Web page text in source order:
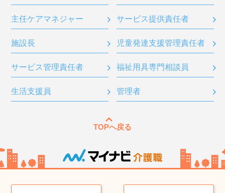
主任ケアマネジャー サービス提供責任者
施設長 児童発達支援管理責任者
サービス管理責任者 福祉用具専門相談員
生活支援員 管理者
TOPへ戻る